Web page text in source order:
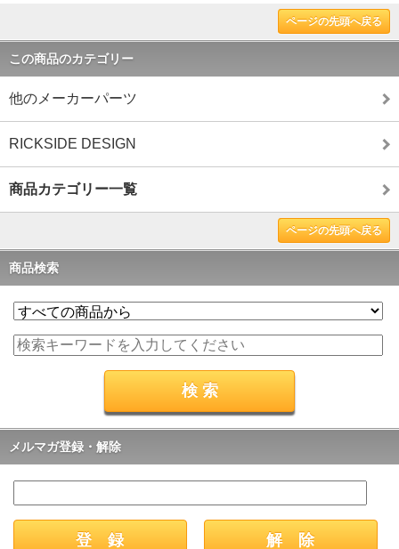
ページの先頭へ戻る
この商品のカテゴリー
他のメーカーパーツ
RICKSIDE DESIGN
商品カテゴリー一覧
ページの先頭へ戻る
商品検索
メルマガ登録・解除